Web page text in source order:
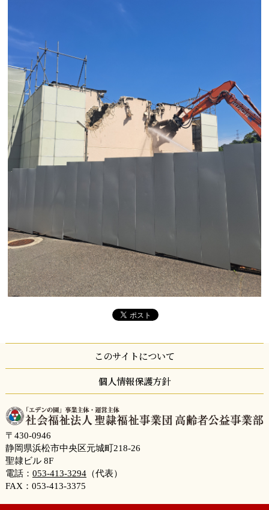
このサイトについて
個人情報保護方針
〒430-0946
静岡県浜松市中央区元城町218-26
聖隷ビル 8F
電話： 053-413-3294（代表）
FAX：053-413-3375